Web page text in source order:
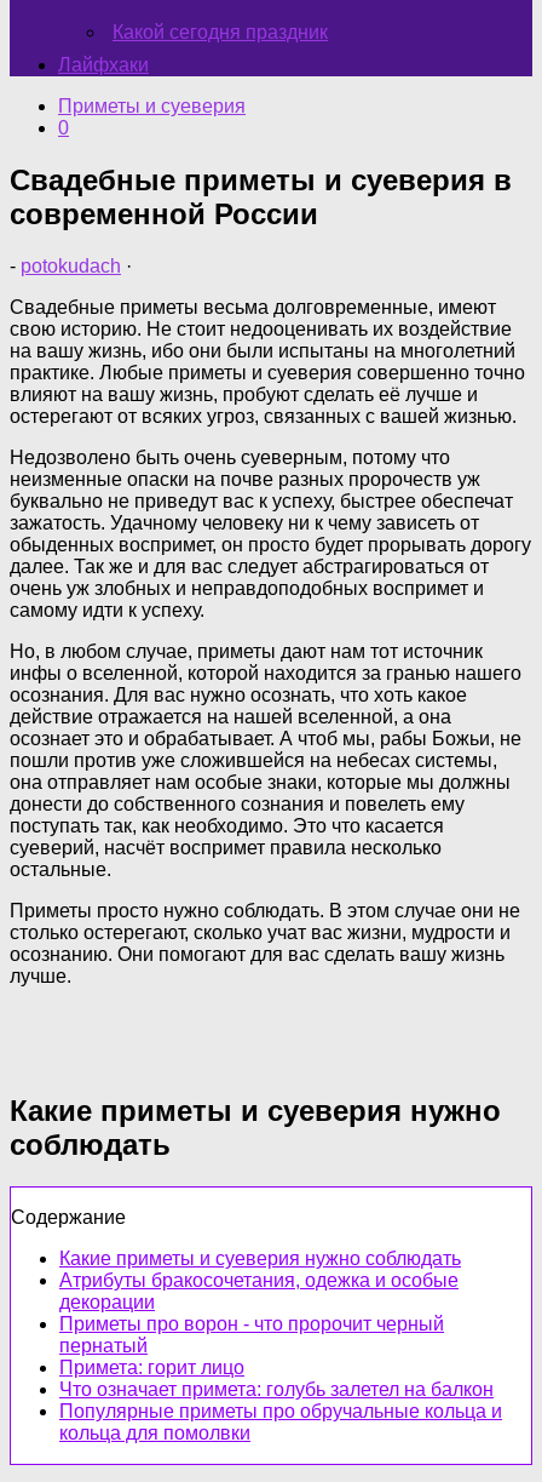
Какой сегодня праздник
Лайфхаки
Приметы и суеверия
0
Свадебные приметы и суеверия в
современной России
- potokudach ·
Свадебные приметы весьма долговременные, имеют
свою историю. Не стоит недооценивать их воздействие
на вашу жизнь, ибо они были испытаны на многолетний
практике. Любые приметы и суеверия совершенно точно
влияют на вашу жизнь, пробуют сделать её лучше и
остерегают от всяких угроз, связанных с вашей жизнью.
Недозволено быть очень суеверным, потому что
неизменные опаски на почве разных пророчеств уж
буквально не приведут вас к успеху, быстрее обеспечат
зажатость. Удачному человеку ни к чему зависеть от
обыденных воспримет, он просто будет прорывать дорогу
далее. Так же и для вас следует абстрагироваться от
очень уж злобных и неправдоподобных воспримет и
самому идти к успеху.
Но, в любом случае, приметы дают нам тот источник
инфы о вселенной, которой находится за гранью нашего
осознания. Для вас нужно осознать, что хоть какое
действие отражается на нашей вселенной, а она
осознает это и обрабатывает. А чтоб мы, рабы Божьи, не
пошли против уже сложившейся на небесах системы,
она отправляет нам особые знаки, которые мы должны
донести до собственного сознания и повелеть ему
поступать так, как необходимо. Это что касается
суеверий, насчёт воспримет правила несколько
остальные.
Приметы просто нужно соблюдать. В этом случае они не
столько остерегают, сколько учат вас жизни, мудрости и
осознанию. Они помогают для вас сделать вашу жизнь
лучше.
Какие приметы и суеверия нужно
соблюдать
Содержание
Какие приметы и суеверия нужно соблюдать
Атрибуты бракосочетания, одежка и особые
декорации
Приметы про ворон - что пророчит черный
пернатый
Примета: горит лицо
Что означает примета: голубь залетел на балкон
Популярные приметы про обручальные кольца и
кольца для помолвки